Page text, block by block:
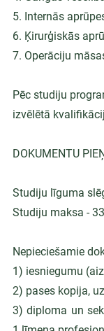
5. Internās
6. Ķirurģiskās
7. Operāciju
Pēc studiju
izvēlētā
DOKUMENTU
Studiju līguma
Studiju maksa -
Nepieciešamie
1) iesniegumu
2) pases kopija,
3) diploma un